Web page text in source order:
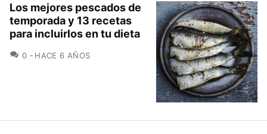
Los mejores pescados de
temporada y 13 recetas
para incluirlos en tu dieta
0 COMENTARIOS
HACE 6 AÑOS